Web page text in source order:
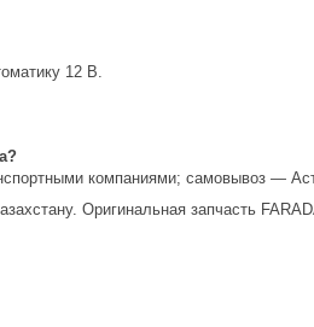
12 В.
компаниями; самовывоз —
Оригинальная запчасть